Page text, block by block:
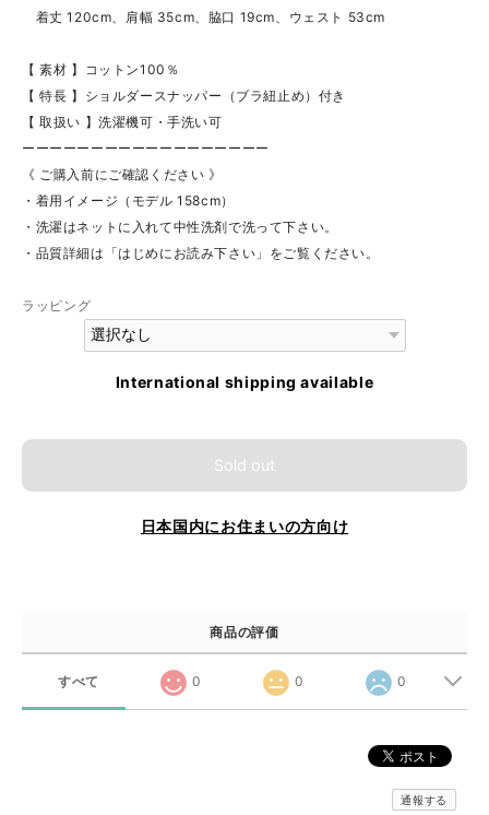
着丈 120cm、肩幅 35cm、脇口 19cm、ウェスト 53cm
【 素材 】コットン100％
【 特長 】ショルダースナッパー（ブラ紐止め）付き
【 取扱い 】洗濯機可・手洗い可
ーーーーーーーーーーーーーーーーーー
《 ご購入前にご確認ください 》
・着用イメージ（モデル 158cm）
・洗濯はネットに入れて中性洗剤で洗って下さい。
・品質詳細は「はじめにお読み下さい」をご覧ください。
ラッピング
International shipping available
Sold out
日本国内にお住まいの方向け
商品の評価
すべて 0 0 0
通報する